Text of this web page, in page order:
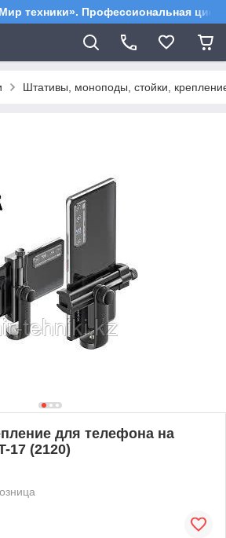
техники». Профессиональная
Штативы, моноподы, стойки,
для телефона на
17 (2120)